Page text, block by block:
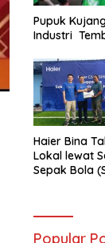
Pupuk
Industri
Haier Bina
Lokal lewat
Sepak Bola
Popular